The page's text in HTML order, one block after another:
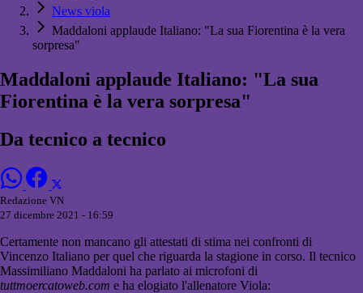
News viola
Maddaloni applaude Italiano: "La sua Fiorentina è la vera
sorpresa"
Maddaloni applaude Italiano: "La sua
Fiorentina è la vera sorpresa"
Da tecnico a tecnico
Redazione VN
27 dicembre 2021 - 16:59
Certamente non mancano gli attestati di stima nei confronti di
Vincenzo Italiano per quel che riguarda la stagione in corso. Il tecnico
Massimiliano Maddaloni ha parlato ai microfoni di
tuttmoercatoweb.com e ha elogiato l'allenatore Viola: